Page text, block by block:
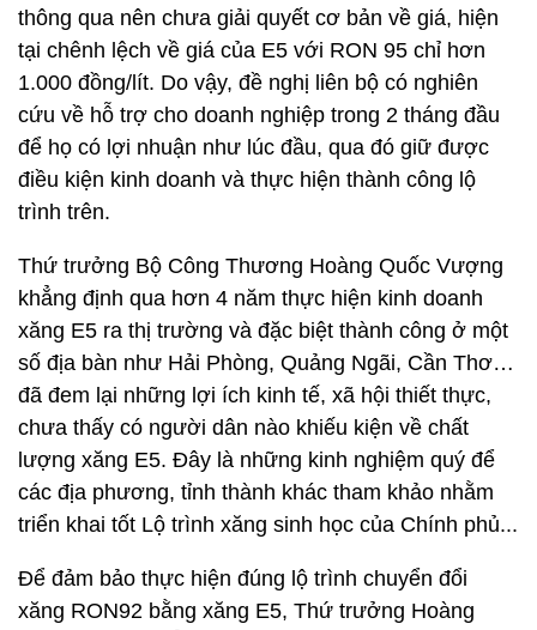
thông qua nên chưa giải quyết cơ bản về giá, hiện
tại chênh lệch về giá của E5 với RON 95 chỉ hơn
1.000 đồng/lít. Do vậy, đề nghị liên bộ có nghiên
cứu về hỗ trợ cho doanh nghiệp trong 2 tháng đầu
để họ có lợi nhuận như lúc đầu, qua đó giữ được
điều kiện kinh doanh và thực hiện thành công lộ
trình trên.
Thứ trưởng Bộ Công Thương Hoàng Quốc Vượng
khẳng định qua hơn 4 năm thực hiện kinh doanh
xăng E5 ra thị trường và đặc biệt thành công ở một
số địa bàn như Hải Phòng, Quảng Ngãi, Cần Thơ…
đã đem lại những lợi ích kinh tế, xã hội thiết thực,
chưa thấy có người dân nào khiếu kiện về chất
lượng xăng E5. Đây là những kinh nghiệm quý để
các địa phương, tỉnh thành khác tham khảo nhằm
triển khai tốt Lộ trình xăng sinh học của Chính phủ...
Để đảm bảo thực hiện đúng lộ trình chuyển đổi
xăng RON92 bằng xăng E5, Thứ trưởng Hoàng